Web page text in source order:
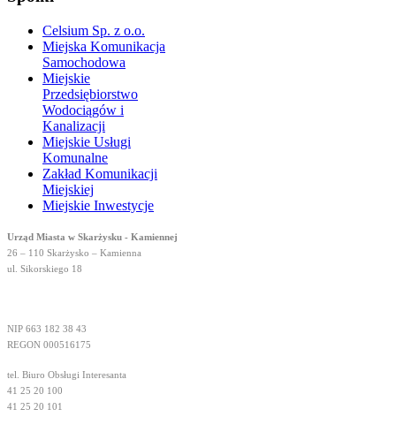
Celsium Sp. z o.o.
Miejska Komunikacja
Samochodowa
Miejskie
Przedsiębiorstwo
Wodociągów i
Kanalizacji
Miejskie Usługi
Komunalne
Zakład Komunikacji
Miejskiej
Miejskie Inwestycje
Urząd Miasta w Skarżysku - Kamiennej
26 – 110 Skarżysko – Kamienna
ul. Sikorskiego 18
NIP 663 182 38 43
REGON 000516175
tel. Biuro Obsługi Interesanta
41 25 20 100
41 25 20 101